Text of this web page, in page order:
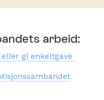
arbeid:
gi enkeltgave